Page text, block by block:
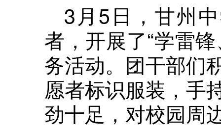
3月5日，甘州
者，开展了“学雷
务活动。团干部们
愿者标识服装，手
劲十足，对校园周